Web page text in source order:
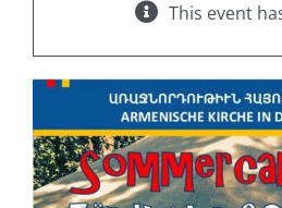
This event